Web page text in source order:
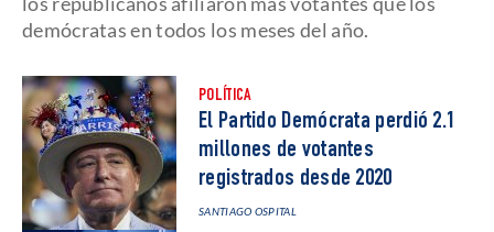
demócratas en todos los meses del año.
POLÍTICA
El Partido Demócrata perdió 2.1
millones de votantes
registrados desde 2020
SANTIAGO OSPITAL